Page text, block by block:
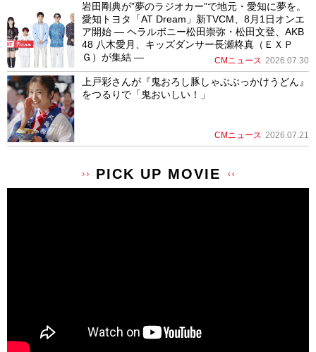
岩田剛典が”夢のラジオカー”で地元・愛知に夢を。
愛知トヨタ「AT Dream」新TVCM、8月1日オンエ
ア開始 ― ヘラルボニー松田崇弥・松田文登、AKB
48 八木愛月、キッズダンサー長瀬柊真（ＥＸＰ
Ｇ）が集結 ―
CMニュース 2026.07.30
上戸彩さんが『鬼おろし豚しゃぶぶっかけうどん』
をつるりで「鬼おいしい！」
CMニュース 2026.07.21
PICK UP MOVIE